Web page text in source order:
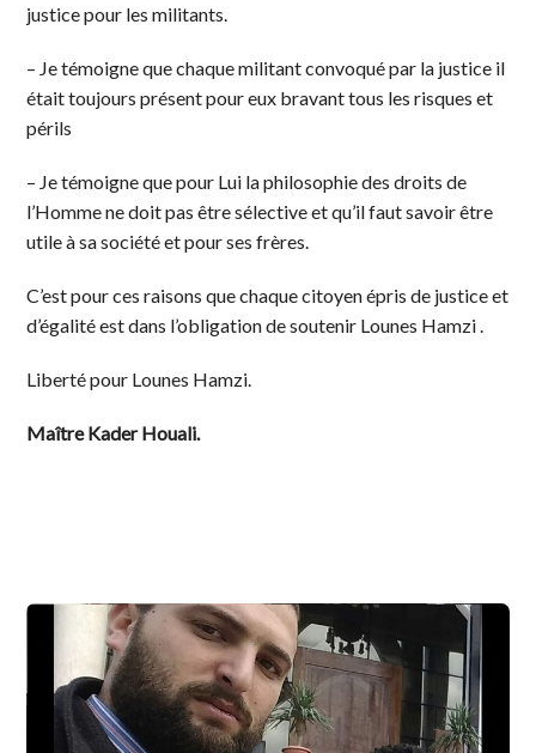
justice pour les militants.
– Je témoigne que chaque militant convoqué par la justice il
était toujours présent pour eux bravant tous les risques et
périls
– Je témoigne que pour Lui la philosophie des droits de
l’Homme ne doit pas être sélective et qu’il faut savoir être
utile à sa société et pour ses frères.
C’est pour ces raisons que chaque citoyen épris de justice et
d’égalité est dans l’obligation de soutenir Lounes Hamzi .
Liberté pour Lounes Hamzi.
Maître Kader Houali.